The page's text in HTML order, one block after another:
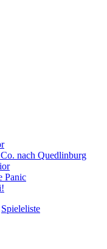
nach Quedlinburg
Panic
Spieleliste